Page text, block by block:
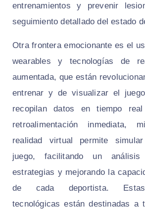
entrenamientos y prevenir
seguimiento detallado del estado
Otra frontera emocionante es el
wearables y tecnologías de
aumentada, que están
entrenar y de visualizar el
recopilan datos en tiempo
retroalimentación inmediata,
realidad virtual permite
juego, facilitando un
estrategias y mejorando la
de cada deportista. Estas
tecnológicas están destinadas a